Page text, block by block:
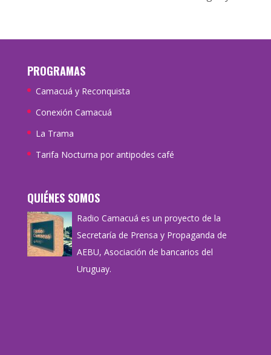
PROGRAMAS
Camacuá y Reconquista
Conexión Camacuá
La Trama
Tarifa Nocturna por antipodes café
QUIÉNES SOMOS
Radio Camacuá es un proyecto de la
Secretaría de Prensa y Propaganda de
AEBU, Asociación de bancarios del
Uruguay.